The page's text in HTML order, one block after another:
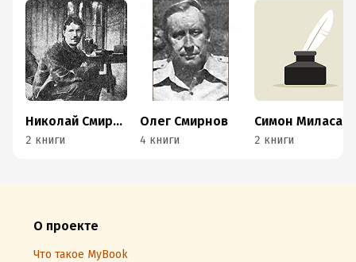
Николай Смирнов
2 книги
Олег Смирнов
4 книги
Симон Миласас
2 книги
О проекте
Что такое MyBook